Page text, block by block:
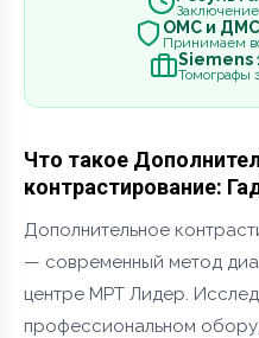
ОМС и ДМС
Принимаем
Siemens
Томографы
Что такое
контрастирование:
Дополнительное
— современный метод
центре МРТ Лидер.
профессиональном